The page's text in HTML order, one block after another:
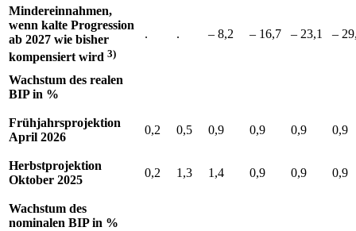
Mindereinnahmen,
wenn kalte Progression
ab 2027 wie bisher
kompensiert wird 3)
. . – 8,2 – 16,7 – 23,1 –
Wachstum des realen
BIPin %
Frühjahrsprojektion
April 2026
0,2 0,5 0,9 0,9 0,9 0,9
Herbstprojektion
Oktober 2025
0,2 1,3 1,4 0,9 0,9 0,9
Wachstum des
nominalen BIPin %